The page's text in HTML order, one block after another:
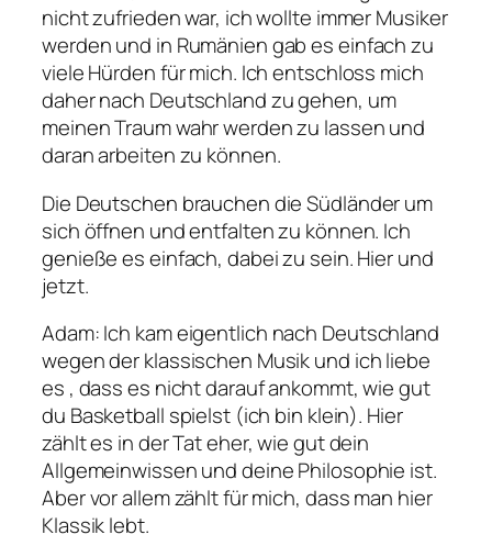
nicht zufrieden war, ich wollte immer Musiker
werden und in Rumänien gab es einfach zu
viele Hürden für mich. Ich entschloss mich
daher nach Deutschland zu gehen, um
meinen Traum wahr werden zu lassen und
daran arbeiten zu können.
Die Deutschen brauchen die Südländer um
sich öffnen und entfalten zu können. Ich
genieße es einfach, dabei zu sein. Hier und
jetzt.
Adam: Ich kam eigentlich nach Deutschland
wegen der klassischen Musik und ich liebe
es , dass es nicht darauf ankommt, wie gut
du Basketball spielst (ich bin klein). Hier
zählt es in der Tat eher, wie gut dein
Allgemeinwissen und deine Philosophie ist.
Aber vor allem zählt für mich, dass man hier
Klassik lebt.